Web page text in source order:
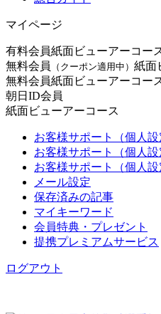
マイページ
有料会員紙面ビューアーコー
無料会員
（クーポン適用中） 紙面
無料会員紙面ビューアーコー
朝日ID会員
紙面ビューアーコース
お客様サポート（個人設
お客様サポート（個人設
お客様サポート（個人設
メール設定
保存済みの記事
マイキーワード
会員特典・プレゼント
提携プレミアムサービス
ログアウト